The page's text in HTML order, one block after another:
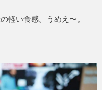
軽い食感。うめえ〜。